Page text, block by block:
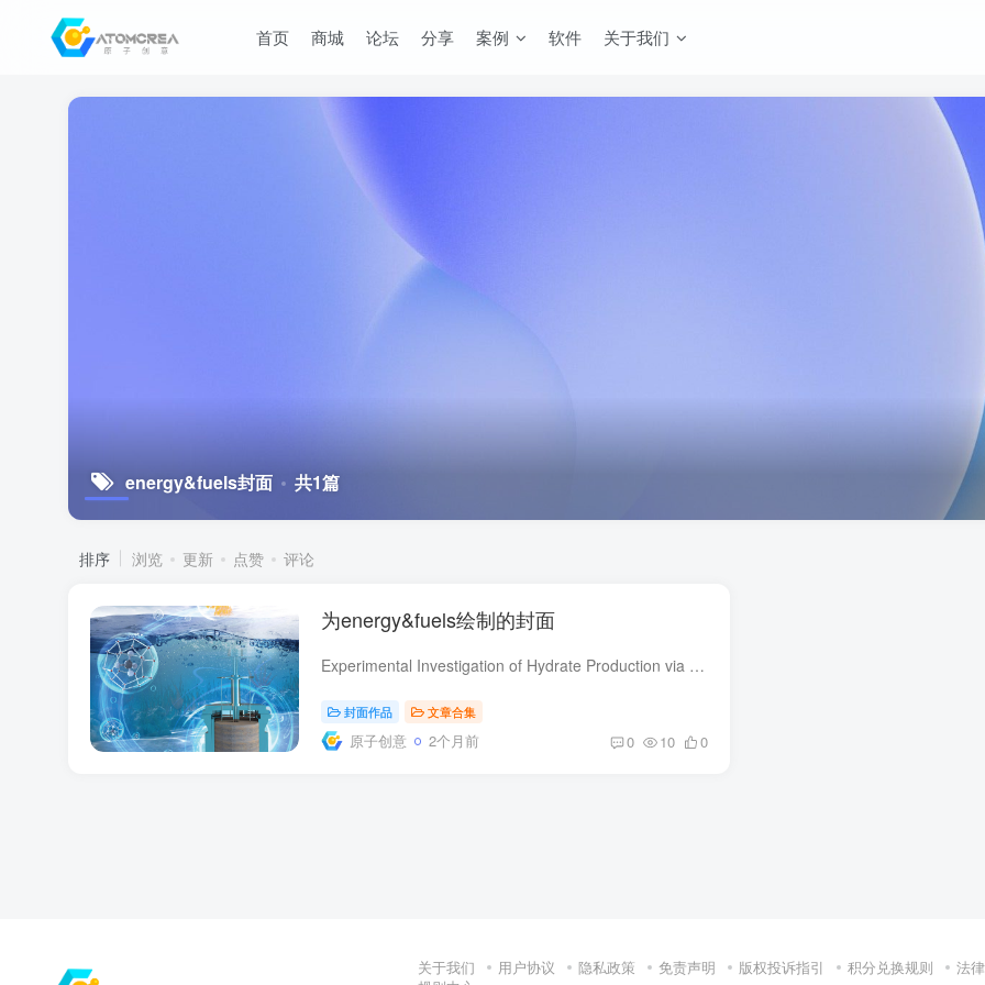
首页 商城 论坛 分享 案例 软件 关于我们
energy&fuels封面 共1篇
排序 浏览 更新 点赞 评论
为energy&fuels绘制的封面
Experimental Investigation of Hydrate Production via Deep Depressurization Using a Large-Scale Laboratory Reactor Experimentally investigating hydrate formation and gas recovery in...
封面作品 文章合集
原子创意 2个月前 0 10 0
关于我们 用户协议 隐私政策 免责声明 版权投诉指引 积分兑换规则
法